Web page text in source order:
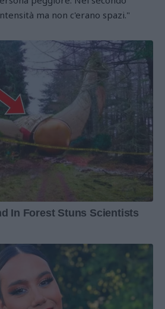
ma non c'erano spazi."